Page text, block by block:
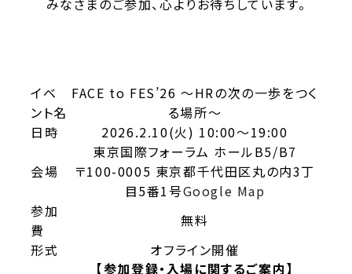
イベ
ント名
FACE to FES’26 ～HRの次の一歩をつく
る場所～
日時
2026.2.10(火) 10:00～19:00
会場
東京国際フォーラム ホールB5/B7
〒100-0005 東京都千代田区丸の内3丁
目5番1号Google Map
参加
費
無料
形式
オフライン開催
【参加登録・入場に関するご案内】